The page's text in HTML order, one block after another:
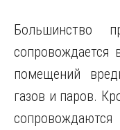
Большинство
сопровождается
помещений
газов и паров.